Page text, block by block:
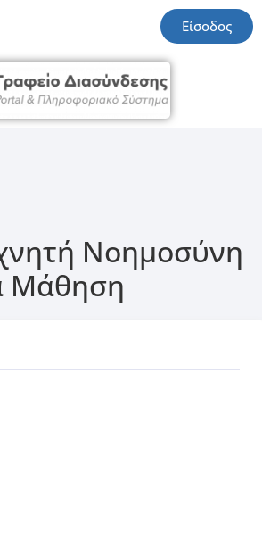
Είσοδος
Νοημοσύνη
Μάθηση